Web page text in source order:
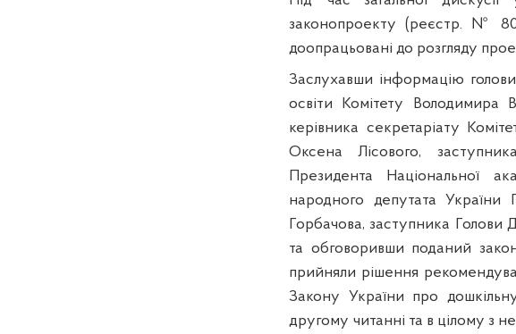
законопроекту (реєстр. №
доопрацьовані до розгляду
Заслухавши інформацію голови
освіти Комітету Володимира
керівника секретаріату
Оксена Лісового,
Президента Національної
народного депутата України
Горбачова, заступника Голови
та обговоривши поданий
прийняли рішення
Закону України про
другому читанні та в цілому з